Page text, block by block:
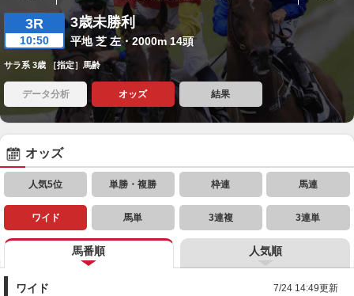
3R
10:50
3歳未勝利
平地 芝 左・2000m 14頭
サラ系 3歳 ［指定］馬齢
データ分析 オッズ 結果
オッズ
人気5位 単勝・複勝 枠連 馬連
ワイド 馬単 3連複 3連単
馬番順 人気順
ワイド 7/24 14:49更新